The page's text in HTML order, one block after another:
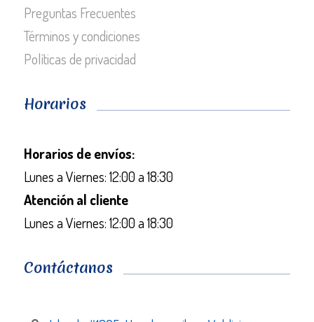
Preguntas Frecuentes
Términos y condiciones
Políticas de privacidad
Horarios
Horarios de envíos:
Lunes a Viernes: 12:00 a 18:30
Atención al cliente
Lunes a Viernes: 12:00 a 18:30
Contáctanos